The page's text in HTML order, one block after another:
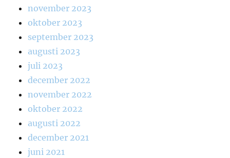
november 2023
oktober 2023
september 2023
augusti 2023
juli 2023
december 2022
november 2022
oktober 2022
augusti 2022
december 2021
juni 2021